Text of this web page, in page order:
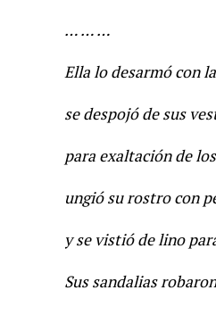
… … …
Ella lo desarmó con
se despojó de sus
para exaltación de
ungió su rostro con
y se vistió de lino
Sus sandalias